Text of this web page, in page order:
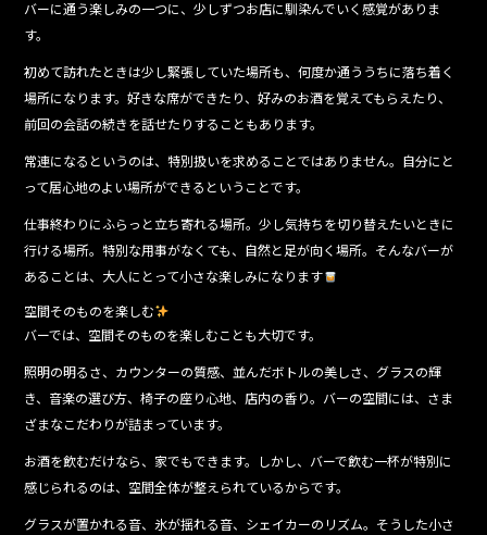
バーに通う楽しみの一つに、少しずつお店に馴染んでいく感覚がありま
す。
初めて訪れたときは少し緊張していた場所も、何度か通ううちに落ち着く
場所になります。好きな席ができたり、好みのお酒を覚えてもらえたり、
前回の会話の続きを話せたりすることもあります。
常連になるというのは、特別扱いを求めることではありません。自分にと
って居心地のよい場所ができるということです。
仕事終わりにふらっと立ち寄れる場所。少し気持ちを切り替えたいときに
行ける場所。特別な用事がなくても、自然と足が向く場所。そんなバーが
あることは、大人にとって小さな楽しみになります
空間そのものを楽しむ
バーでは、空間そのものを楽しむことも大切です。
照明の明るさ、カウンターの質感、並んだボトルの美しさ、グラスの輝
き、音楽の選び方、椅子の座り心地、店内の香り。バーの空間には、さま
ざまなこだわりが詰まっています。
お酒を飲むだけなら、家でもできます。しかし、バーで飲む一杯が特別に
感じられるのは、空間全体が整えられているからです。
グラスが置かれる音、氷が揺れる音、シェイカーのリズム。そうした小さ